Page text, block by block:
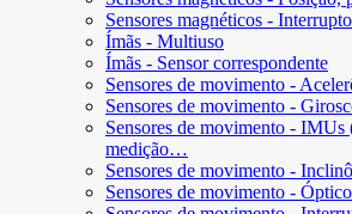
Sensores magnéticos -
Ímãs - Multiuso
Ímãs - Sensor correspondente
Sensores de movimento -
Sensores de movimento -
Sensores de movimento - IMUs
medição…
Sensores de movimento -
Sensores de movimento -